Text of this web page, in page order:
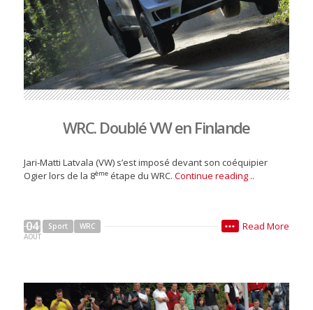
WRC. Doublé VW en Finlande
Jari-Matti Latvala (VW) s’est imposé devant son coéquipier
Ogier lors de la 8èmeétape du WRC. Continue reading ..
04
AOÛT
Sport WRC Read More
•••